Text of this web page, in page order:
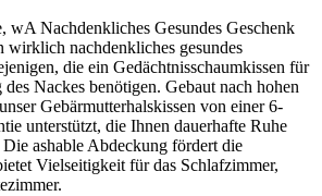
wA Nachdenkliches Gesundes Geschenk
wirklich nachdenkliches gesundes
die ein Gedächtnisschaumkissen für
Nackes benötigen. Gebaut nach hohen
Gebärmutterhalskissen von einer 6-
unterstützt, die Ihnen dauerhafte Ruhe
Die ashable Abdeckung fördert die
Vielseitigkeit für das Schlafzimmer,